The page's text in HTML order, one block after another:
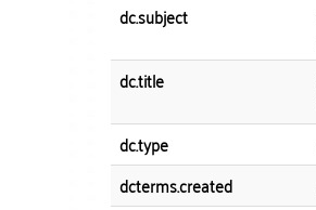
dc.subject
dc.title
dc.type
dcterms.created